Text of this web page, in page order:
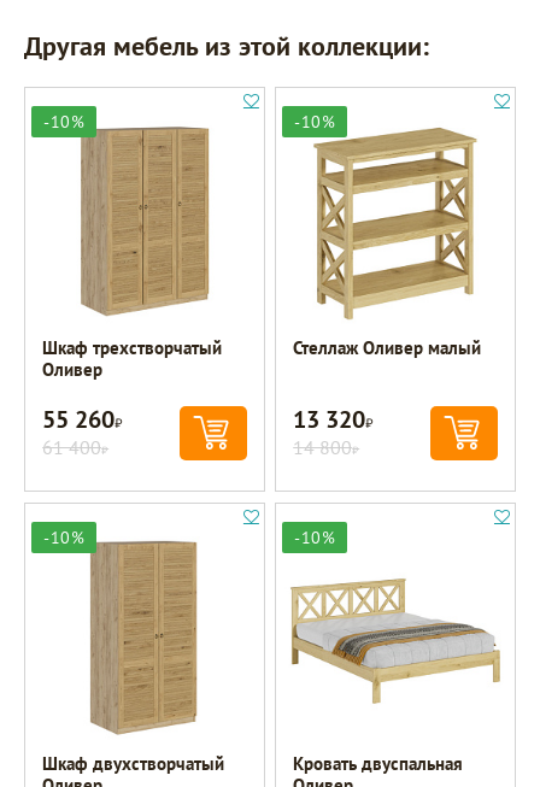
Другая мебель из этой коллекции:
-10%
Шкаф трехстворчатый
Оливер
55 260Р
61 400Р
-10%
Стеллаж Оливер малый
13 320Р
14 800Р
-10%
Шкаф двухстворчатый
-10%
Кровать двуспальная